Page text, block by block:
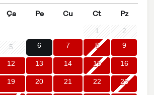
Ça Pe Cu Ct Pz
1
2
5 6 7 8 9
12 13 14 15 16
19 20 21 22 23